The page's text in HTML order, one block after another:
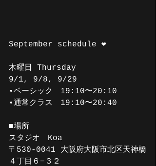
September schedule ❤️
木曜日 Thursday
9/1, 9/8, 9/29
•ベーシック　19:10〜20:10
•通常クラス　19:10〜20:40
■場所
スタジオ　Koa
〒530-0041 大阪府大阪市北区天神橋
４丁目６−３２